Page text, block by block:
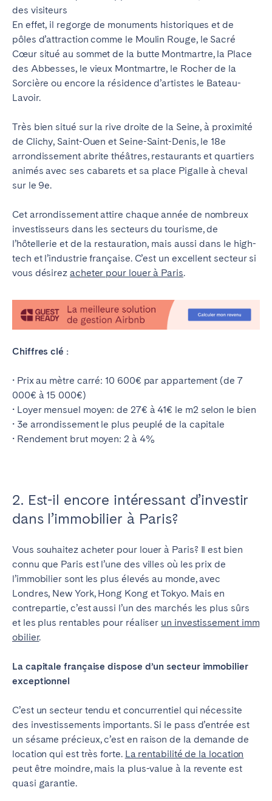
des visiteurs
En effet, il regorge de monuments historiques et de
pôles d’attraction comme le Moulin Rouge, le Sacré
Cœur situé au sommet de la butte Montmartre, la Place
des Abbesses, le vieux Montmartre, le Rocher de la
Sorcière ou encore la résidence d’artistes le Bateau-
Lavoir.
Très bien situé sur la rive droite de la Seine, à proximité
de Clichy, Saint-Ouen et Seine-Saint-Denis, le 18e
arrondissement abrite théâtres, restaurants et quartiers
animés avec ses cabarets et sa place Pigalle à cheval
sur le 9e.
Cet arrondissement attire chaque année de nombreux
investisseurs dans les secteurs du tourisme, de
l’hôtellerie et de la restauration, mais aussi dans le high-
tech et l’industrie française. C’est un excellent secteur si
vous désirez acheter pour louer à Paris.
Chiffres clé :
• Prix au mètre carré: 10 600€ par appartement (de 7
000€ à 15 000€)
• Loyer mensuel moyen: de 27€ à 41€ le m2 selon le bien
• 3e arrondissement le plus peuplé de la capitale
• Rendement brut moyen: 2 à 4%
2. Est-il encore intéressant d’investir
dans l’immobilier à Paris?
Vous souhaitez acheter pour louer à Paris? Il est bien
connu que Paris est l’une des villes où les prix de
l’immobilier sont les plus élevés au monde, avec
Londres, New York, Hong Kong et Tokyo. Mais en
contrepartie, c’est aussi l’un des marchés les plus sûrs
et les plus rentables pour réaliser un investissement imm
obilier.
La capitale française dispose d’un secteur immobilier
exceptionnel
C’est un secteur tendu et concurrentiel qui nécessite
des investissements importants. Si le pass d’entrée est
un sésame précieux, c’est en raison de la demande de
location qui est très forte. La rentabilité de la location
peut être moindre, mais la plus-value à la revente est
quasi garantie.